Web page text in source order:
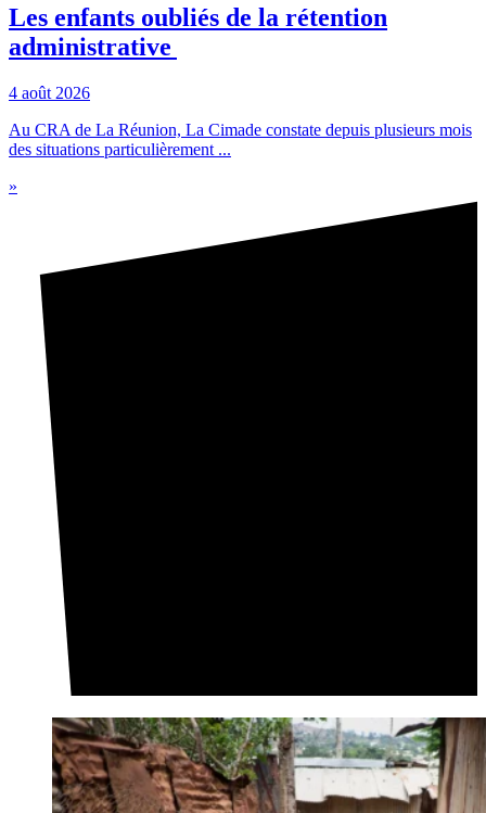
Les enfants oubliés de la rétention
administrative
4 août 2026
Au CRA de La Réunion, La Cimade constate depuis plusieurs mois
des situations particulièrement ...
»